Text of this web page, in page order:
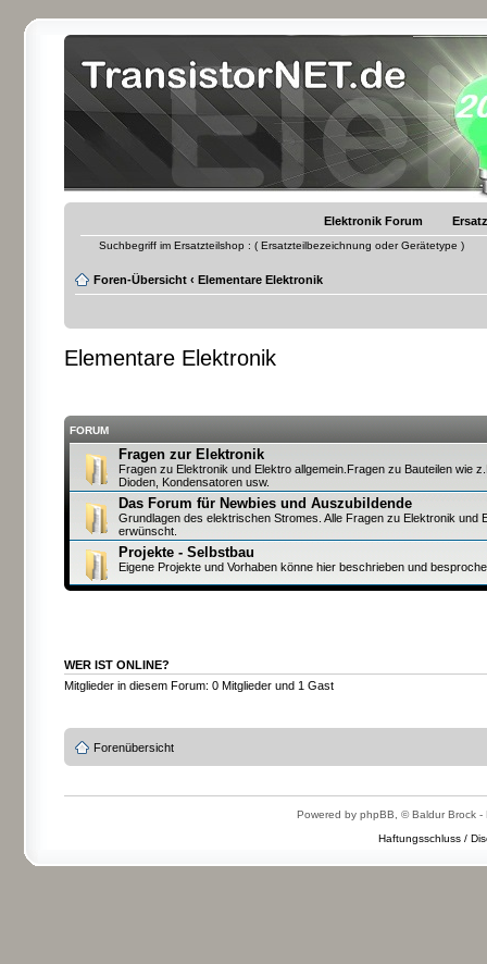
Elektronik Forum
Suchbegriff im Ersatzteilshop : ( Ersatzteilbezeichnung oder Gerätetype )
Foren-Übersicht ‹ Elementare Elektronik
Elementare Elektronik
FORUM
Fragen zur Elektronik
Fragen zu Elektronik und Elektro allgemein.Fragen zu Bauteilen wie
Dioden, Kondensatoren usw.
Das Forum für Newbies und Auszubildende
Grundlagen des elektrischen Stromes. Alle Fragen zu Elektronik und
erwünscht.
Projekte - Selbstbau
Eigene Projekte und Vorhaben könne hier beschrieben und
WER IST ONLINE?
Mitglieder in diesem Forum: 0 Mitglieder und 1 Gast
Forenübersicht
Powered by phpBB, © Baldur Brock -
Haftungsschluss /